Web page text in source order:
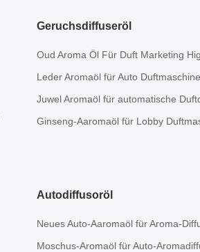
Geruchsdiffuseröl
Oud Aroma Öl Für Duft Marketing
Leder Aromaöl für Auto
Juwel Aromaöl für automatische
Ginseng-Aaromaöl für Lobby
Autodiffusoröl
Neues Auto-Aaromaöl für Aroma-
Moschus-Aromaöl für Auto-